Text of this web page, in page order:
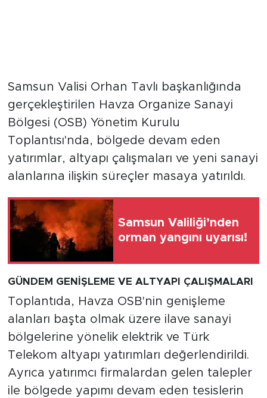
Samsun Valisi Orhan Tavlı başkanlığında
gerçekleştirilen Havza Organize Sanayi
Bölgesi (OSB) Yönetim Kurulu
Toplantısı'nda, bölgede devam eden
yatırımlar, altyapı çalışmaları ve yeni sanayi
alanlarına ilişkin süreçler masaya yatırıldı.
Samsun Valiliği’nden
orman yangını uyarısı!
GÜNDEM GENİŞLEME VE ALTYAPI ÇALIŞMALARI
Toplantıda, Havza OSB'nin genişleme
alanları başta olmak üzere ilave sanayi
bölgelerine yönelik elektrik ve Türk
Telekom altyapı yatırımları değerlendirildi.
Ayrıca yatırımcı firmalardan gelen talepler
ile bölgede yapımı devam eden tesislerin